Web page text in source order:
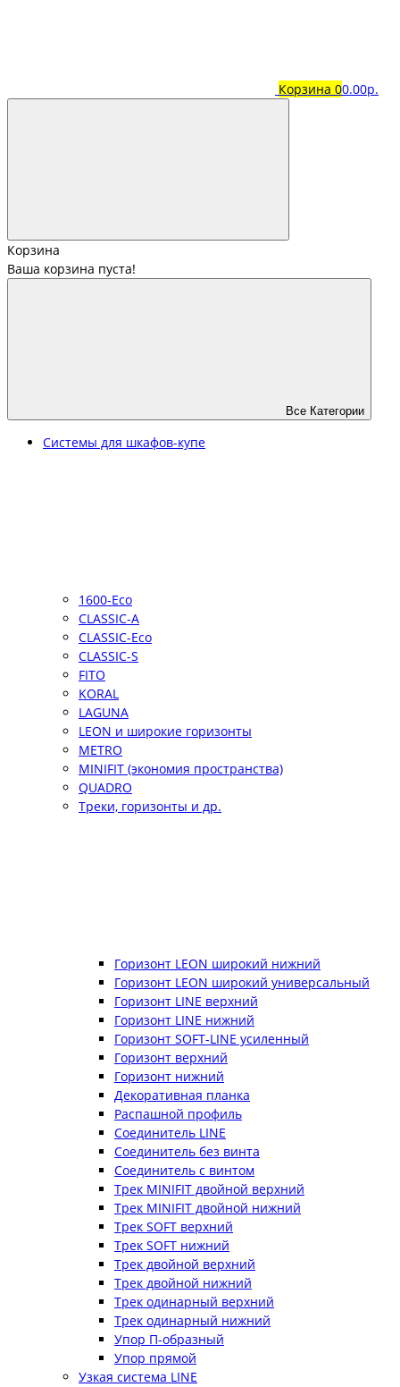
Корзина 00.00р.
Корзина
Ваша корзина пуста!
Все Категории
Системы для шкафов-купе
1600-Eco
CLASSIC-A
CLASSIC-Eco
CLASSIC-S
FITO
KORAL
LAGUNA
LEON и широкие горизонты
METRO
MINIFIT (экономия пространства)
QUADRO
Треки, горизонты и др.
Горизонт LEON широкий нижний
Горизонт LEON широкий универсальный
Горизонт LINE верхний
Горизонт LINE нижний
Горизонт SOFT-LINE усиленный
Горизонт верхний
Горизонт нижний
Декоративная планка
Распашной профиль
Соединитель LINE
Соединитель без винта
Соединитель с винтом
Трек MINIFIT двойной верхний
Трек MINIFIT двойной нижний
Трек SOFT верхний
Трек SOFT нижний
Трек двойной верхний
Трек двойной нижний
Трек одинарный верхний
Трек одинарный нижний
Упор П-образный
Упор прямой
Узкая система LINE